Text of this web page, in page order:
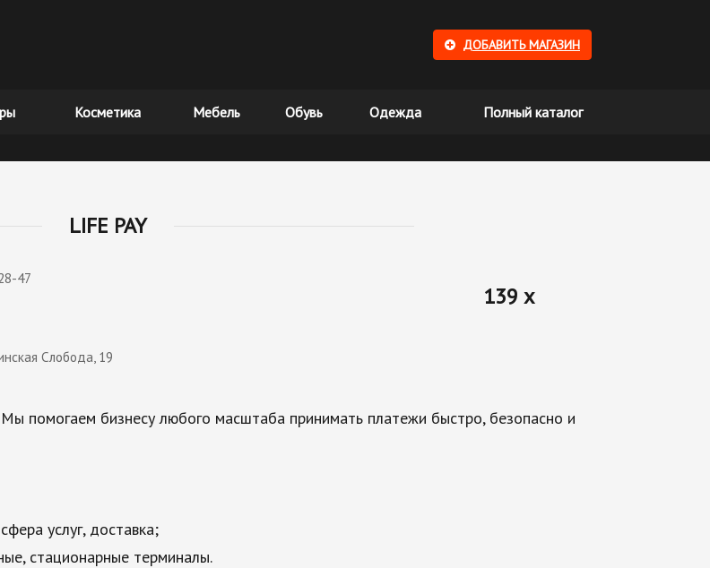
ДОБАВИТЬ МАГАЗИН
Косметика Мебель Обувь Одежда Полный каталог
LIFE PAY
47
Слобода, 19
139 x
помогаем бизнесу любого масштаба принимать платежи быстро, безопасно и
услуг, доставка;
стационарные терминалы.